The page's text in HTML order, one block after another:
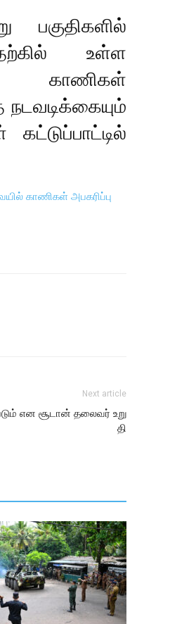
பகுதிகளில்
உள்ள
காணிகள்
Next article
என சூடான் தலைவர் உறு
தி